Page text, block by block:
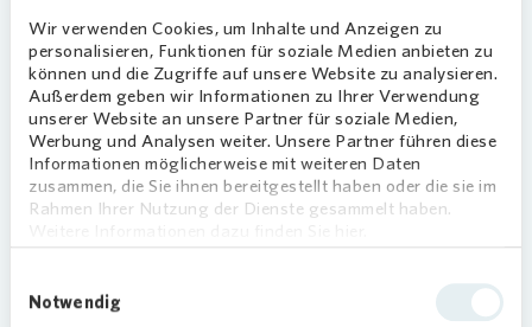
Wir verwenden Cookies, um Inhalte und Anzeigen zu
personalisieren, Funktionen für soziale Medien anbieten zu
können und die Zugriffe auf unsere Website zu analysieren.
Außerdem geben wir Informationen zu Ihrer Verwendung
unserer Website an unsere Partner für soziale Medien,
Werbung und Analysen weiter. Unsere Partner führen diese
Informationen möglicherweise mit weiteren Daten
zusammen, die Sie ihnen bereitgestellt haben oder die sie im
Rahmen Ihrer Nutzung der Dienste gesammelt haben.
Notwendig
Bewohner in einem Fitnessstudio möglich ist,
fördert Vonoviadas Projekt „Stark für morgen”
mit der symbolischen Übergabe eines Schecks in
Höhe von 2.500 Euro.
„Wir sind als Gesellschaft gefordert, den jungen
Menschen den Halt und die Unterstützung zu
geben, die sie benötigen, um ihren Platz zu finden